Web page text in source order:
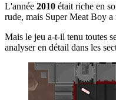
L'année 2010 était riche en
rude, mais Super Meat Boy a
Mais le jeu a-t-il tenu toutes
analyser en détail dans les